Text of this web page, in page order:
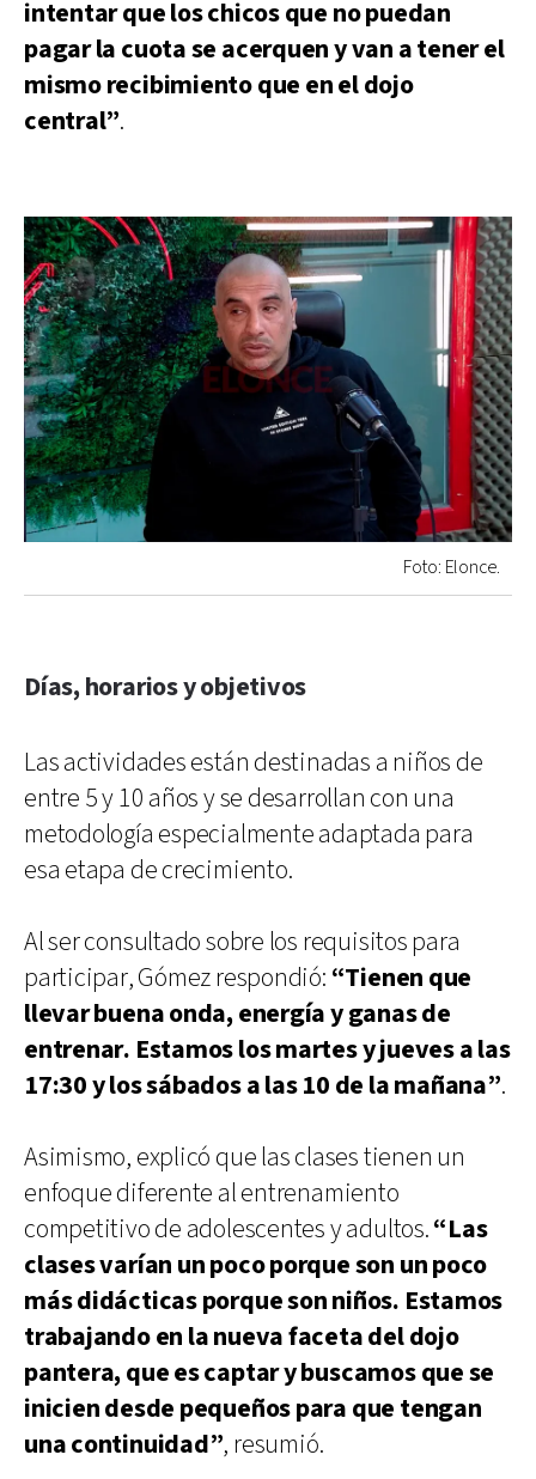
intentar que los chicos que no puedan
pagar la cuota se acerquen y van a tener el
mismo recibimiento que en el dojo
central”.
Foto: Elonce.
Días, horarios y objetivos
Las actividades están destinadas a niños de
entre 5 y 10 años y se desarrollan con una
metodología especialmente adaptada para
esa etapa de crecimiento.
Al ser consultado sobre los requisitos para
participar, Gómez respondió: “Tienen que
llevar buena onda, energía y ganas de
entrenar. Estamos los martes y jueves a las
17:30 y los sábados a las 10 de la mañana”.
Asimismo, explicó que las clases tienen un
enfoque diferente al entrenamiento
competitivo de adolescentes y adultos.“Las
clases varían un poco porque son un poco
más didácticas porque son niños. Estamos
trabajando en la nueva faceta del dojo
pantera, que es captar y buscamos que se
inicien desde pequeños para que tengan
una continuidad”, resumió.